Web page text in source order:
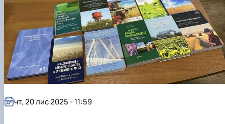
чт, 20 лис 2025 - 11:59